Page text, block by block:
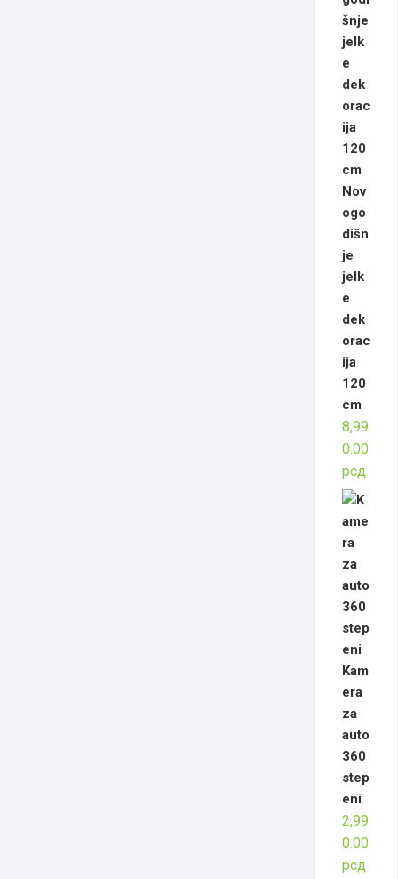
Nov
ogo
dišn
je
jelk
e
dek
orac
ija
120
cm
8,99
0.00
рсд
Kam
era
za
auto
360
step
eni
2,99
0.00
рсд